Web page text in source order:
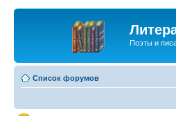
Поэты и
Список форумов